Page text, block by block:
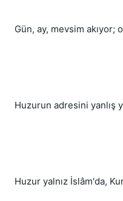
Gün, ay, mevsim akıyor;
Huzurun adresini yanlış
Huzur yalnız İslâm'da,